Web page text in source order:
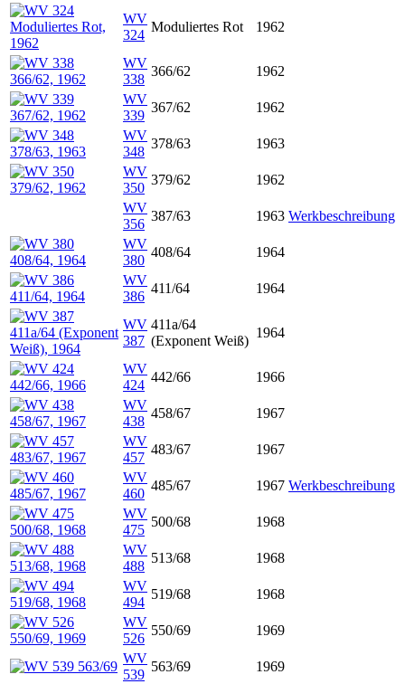
WV
324
Moduliertes Rot 1962
WV
338
366/62
1962
WV
339
367/62
1962
WV
348
378/63
1963
WV
350
379/62
1962
WV
356
387/63 1963 Werkbeschreibung
WV
380
408/64
1964
WV
386
411/64 1964
WV
387
411a/64
(Exponent Weiß)
1964
WV
424
442/66
1966
WV
438
458/67
1967
WV
457
483/67
1967
WV
460
485/67 1967 Werkbeschreibung
WV
475
500/68
1968
WV
488
513/68
1968
WV
494
519/68
1968
WV
526
550/69
1969
WV
539
563/69 1969